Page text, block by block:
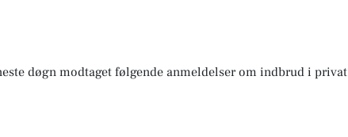
døgn modtaget følgende anmeldelser om indbrud i privat